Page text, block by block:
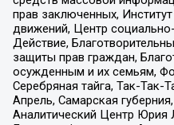
прав заключенных,
движений, Центр
Действие,
защиты прав граждан,
осужденным и их семьям,
Серебряная тайга, Так-Так-
Апрель, Самарская
Аналитический Центр